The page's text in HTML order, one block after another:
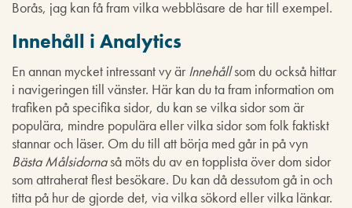
Borås, jag kan få fram vilka webbläsare de har till exempel.
Innehåll i Analytics
En annan mycket intressant vy är Innehållsom du också hittar
i navigeringen till vänster. Här kan du ta fram information om
trafiken på specifika sidor, du kan se vilka sidor som är
populära, mindre populära eller vilka sidor som folk faktiskt
stannar och läser. Om du till att börja med går in på vyn
Bästa Målsidornaså möts du av en topplista över dom sidor
som attraherat flest besökare. Du kan då dessutom gå in och
titta på hur de gjorde det, via vilka sökord eller vilka länkar.